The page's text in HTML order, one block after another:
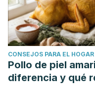
CONSEJOS PARA EL HOGAR
Pollo de piel
diferencia y qué